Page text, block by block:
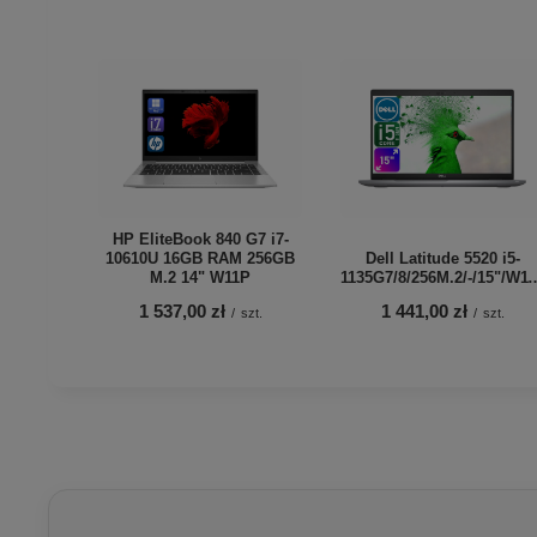
HP EliteBook 840 G7 i7-
10610U 16GB RAM 256GB
M.2 14" W11P
1 537,00 zł / szt.
Dell Latitude 5520 i5-
1135G7/8/
1 441,00 zł / szt.